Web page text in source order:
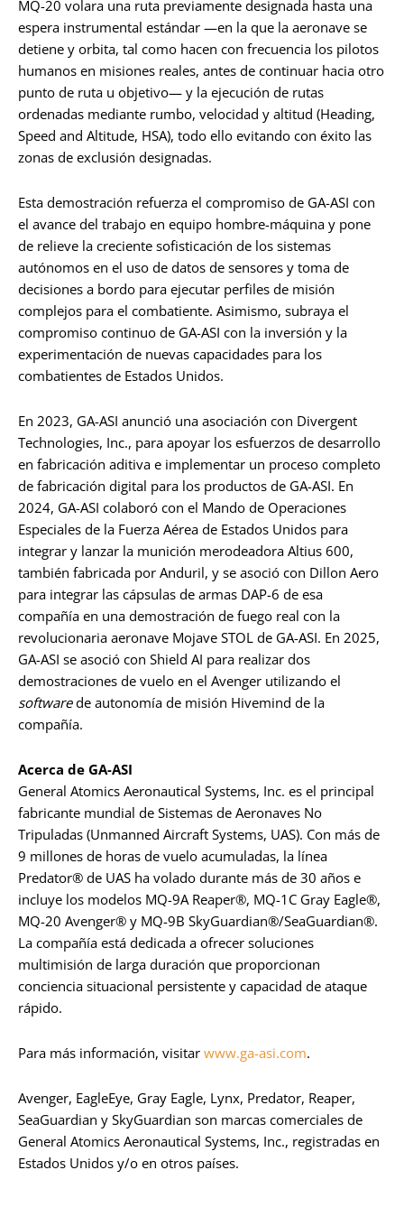
MQ-20 volara una ruta previamente designada hasta una
espera instrumental estándar —en la que la aeronave se
detiene y orbita, tal como hacen con frecuencia los pilotos
humanos en misiones reales, antes de continuar hacia otro
punto de ruta u objetivo— y la ejecución de rutas
ordenadas mediante rumbo, velocidad y altitud (Heading,
Speed and Altitude, HSA), todo ello evitando con éxito las
zonas de exclusión designadas.
Esta demostración refuerza el compromiso de GA-ASI con
el avance del trabajo en equipo hombre-máquina y pone
de relieve la creciente sofisticación de los sistemas
autónomos en el uso de datos de sensores y toma de
decisiones a bordo para ejecutar perfiles de misión
complejos para el combatiente. Asimismo, subraya el
compromiso continuo de GA-ASI con la inversión y la
experimentación de nuevas capacidades para los
combatientes de Estados Unidos.
En 2023, GA-ASI anunció una asociación con Divergent
Technologies, Inc., para apoyar los esfuerzos de desarrollo
en fabricación aditiva e implementar un proceso completo
de fabricación digital para los productos de GA-ASI. En
2024, GA-ASI colaboró con el Mando de Operaciones
Especiales de la Fuerza Aérea de Estados Unidos para
integrar y lanzar la munición merodeadora Altius 600,
también fabricada por Anduril, y se asoció con Dillon Aero
para integrar las cápsulas de armas DAP-6 de esa
compañía en una demostración de fuego real con la
revolucionaria aeronave Mojave STOL de GA-ASI. En 2025,
GA-ASI se asoció con Shield AI para realizar dos
demostraciones de vuelo en el Avenger utilizando el
softwarede autonomía de misión Hivemind de la
compañía.
Acerca de GA-ASI
General Atomics Aeronautical Systems, Inc. es el principal
fabricante mundial de Sistemas de Aeronaves No
Tripuladas (Unmanned Aircraft Systems, UAS). Con más de
9 millones de horas de vuelo acumuladas, la línea
Predator® de UAS ha volado durante más de 30 años e
incluye los modelos MQ-9A Reaper®, MQ-1C Gray Eagle®,
MQ-20 Avenger® y MQ-9B SkyGuardian®/SeaGuardian®.
La compañía está dedicada a ofrecer soluciones
multimisión de larga duración que proporcionan
conciencia situacional persistente y capacidad de ataque
rápido.
Para más información, visitar www.ga-asi.com.
Avenger, EagleEye, Gray Eagle, Lynx, Predator, Reaper,
SeaGuardian y SkyGuardian son marcas comerciales de
General Atomics Aeronautical Systems, Inc., registradas en
Estados Unidos y/o en otros países.